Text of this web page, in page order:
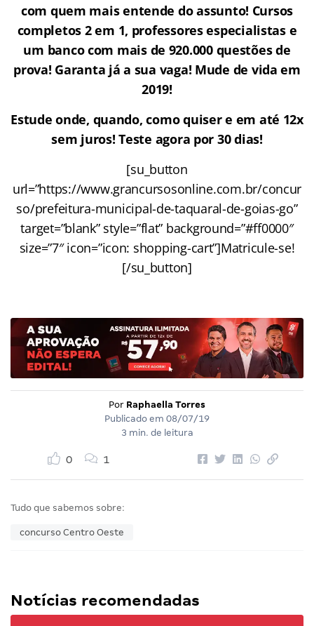
com quem mais entende do assunto! Cursos
completos 2 em 1, professores especialistas e
um banco com mais de 920.000 questões de
prova! Garanta já a sua vaga! Mude de vida em
2019!
Estude onde, quando, como quiser e em até 12x
sem juros! Teste agora por 30 dias!
[su_button
url=”https://www.grancursosonline.com.br/concur
so/prefeitura-municipal-de-taquaral-de-goias-go”
target=”blank” style=”flat” background=”#ff0000″
size=”7″ icon=”icon: shopping-cart”]Matricule-se!
[/su_button]
Por Raphaella Torres
Publicado em 08/07/19
3 min. de leitura
0 1
Tudo que sabemos sobre:
concurso Centro Oeste
Notícias recomendadas